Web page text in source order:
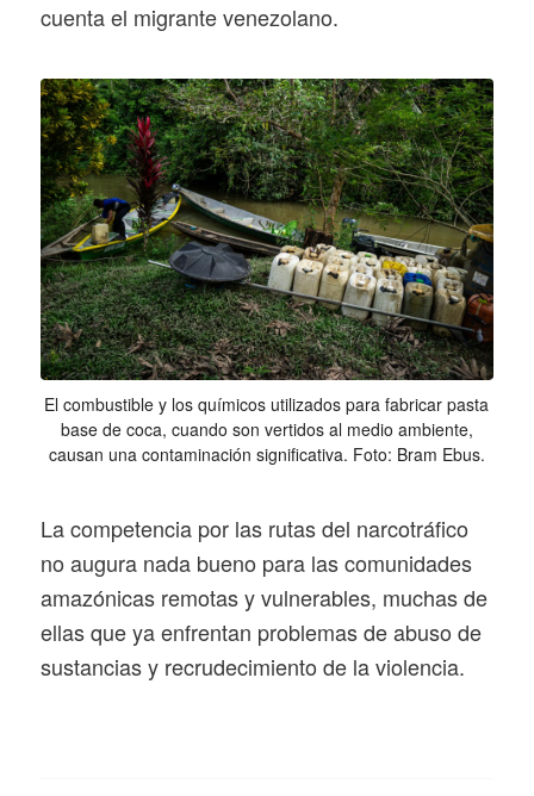
cuenta el migrante venezolano.
El combustible y los químicos utilizados para fabricar pasta
base de coca, cuando son vertidos al medio ambiente,
causan una contaminación significativa. Foto: Bram Ebus.
La competencia por las rutas del narcotráfico
no augura nada bueno para las comunidades
amazónicas remotas y vulnerables, muchas de
ellas que ya enfrentan problemas de abuso de
sustancias y recrudecimiento de la violencia.